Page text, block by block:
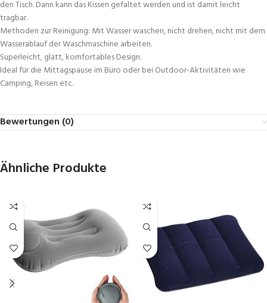
den Tisch. Dann kann das Kissen gefaltet werden und ist damit leicht
tragbar.
Methoden zur Reinigung: Mit Wasser waschen, nicht drehen, nicht mit dem
Wasserablauf der Waschmaschine arbeiten.
Superleicht, glatt, komfortables Design.
Ideal für die Mittagspause im Büro oder bei Outdoor-Aktivitäten wie
Camping, Reisen etc.
Bewertungen (0)
Ähnliche Produkte